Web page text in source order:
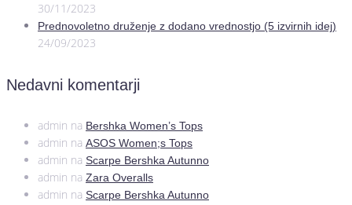
30/11/2023
Prednovoletno druženje z dodano vrednostjo (5 izvirnih idej)
24/09/2023
Nedavni komentarji
admin na Bershka Women’s Tops
admin na ASOS Women;s Tops
admin na Scarpe Bershka Autunno
admin na Zara Overalls
admin na Scarpe Bershka Autunno